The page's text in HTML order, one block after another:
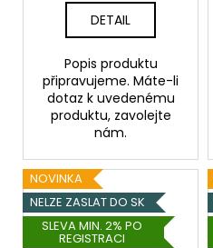
DETAIL
Popis produktu
připravujeme. Máte-li
dotaz k uvedenému
produktu, zavolejte
nám.
NOVINKA
NELZE ZASLAT DO SK
SLEVA MIN. 2% PO
REGISTRACI